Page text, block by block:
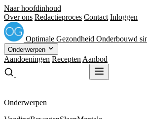
Naar hoofdinhoud
Over ons Redactieproces Contact Inloggen
Optimale Gezondheid Onderbouwd
Onderwerpen
Aandoeningen Recepten Aanbod
Onderwerpen